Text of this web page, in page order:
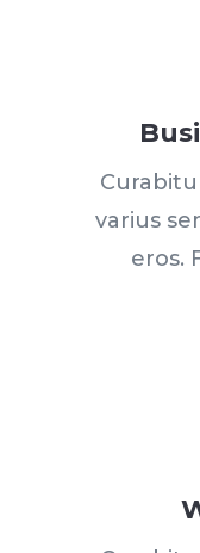
varius
eros.